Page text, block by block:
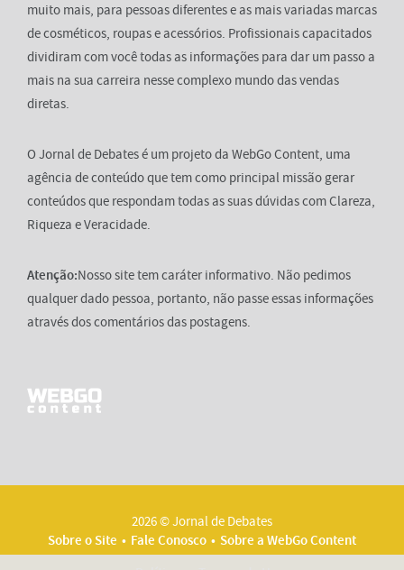
muito mais, para pessoas diferentes e as mais variadas marcas
de cosméticos, roupas e acessórios. Profissionais capacitados
dividiram com você todas as informações para dar um passo a
mais na sua carreira nesse complexo mundo das vendas
diretas.
O Jornal de Debates é um projeto da WebGo Content, uma
agência de conteúdo que tem como principal missão gerar
conteúdos que respondam todas as suas dúvidas com Clareza,
Riqueza e Veracidade.
Atenção:Nosso site tem caráter informativo. Não pedimos
qualquer dado pessoa, portanto, não passe essas informações
através dos comentários das postagens.
2026 © Jornal de Debates
Sobre o Site
Fale Conosco
Sobre a WebGo Content